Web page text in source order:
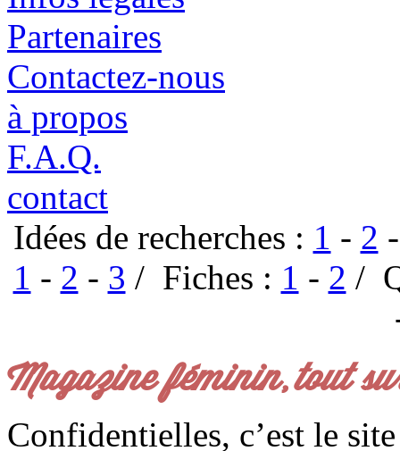
Partenaires
Contactez-nous
à propos
F.A.Q.
contact
Idées de recherches : 1 - 2
1 - 2 - 3 / Fiches : 1 - 2 /
Magazine féminin, tout
Confidentielles, c’est le